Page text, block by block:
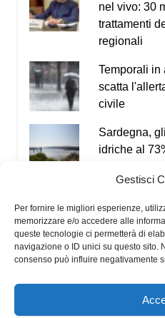
Gestisci
Per fornire le migliori esperienze,
memorizzare e/o accedere alle
queste tecnologie ci permetterà di
navigazione o ID unici su questo sito.
consenso può influire negativamente
nel vivo: 30
trattamenti
regionali
Temporali in
scatta
civile
Sardegna,
idriche al
Guardia di
15mila